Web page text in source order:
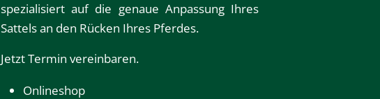
spezialisiert auf die genaue Anpassung Ihres
Sattels an den Rücken Ihres Pferdes.
Jetzt Termin vereinbaren.
Onlineshop